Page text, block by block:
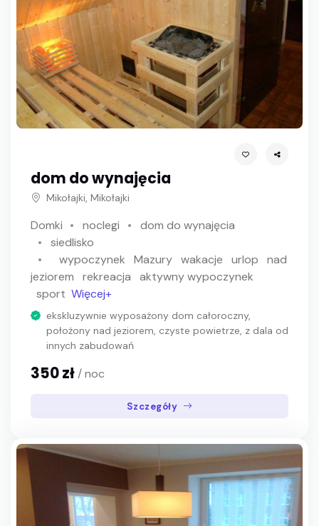
dom do wynajęcia
Mikołajki, Mikołajki
Domki noclegi
dom do wynajęcia
siedlisko
wypoczynek
Mazury wakacje urlop
nad
jeziorem
rekreacja
aktywny wypoczynek
sport Więcej+
ekskluzywnie wyposażony dom całoroczny,
położony nad jeziorem, czyste powietrze, z dala od
innych zabudowań
350 zł / noc
Szczegóły